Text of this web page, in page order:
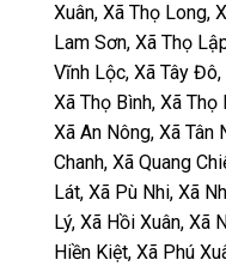
Xuân, Xã Thọ Long,
Lam Sơn, Xã Thọ
Vĩnh Lộc, Xã Tây
Xã Thọ Bình, Xã
Xã An Nông, Xã Tân
Chanh, Xã Quang
Lát, Xã Pù Nhi, Xã
Lý, Xã Hồi Xuân, Xã
Hiền Kiệt, Xã Phú